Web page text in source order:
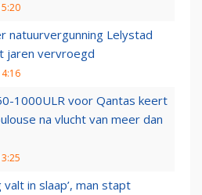
natuurvergunning Lelystad
jaren vervroegd
1000ULR voor Qantas keert
na vlucht van meer dan
valt in slaap’, man stapt